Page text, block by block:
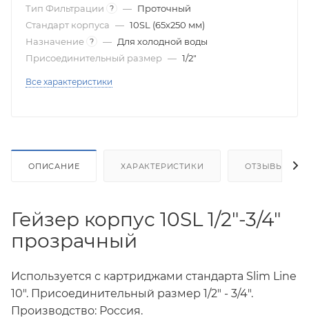
Тип Фильтрации
? — Проточный
Стандарт корпуса — 10SL (65х250 мм)
Назначение ? — Для холодной воды
Присоединительный размер — 1/2"
Все характеристики
ОПИСАНИЕ ХАРАКТЕРИСТИКИ ОТЗЫВЫ
Гейзер корпус 10SL 1/2"-3/4"
прозрачный
Используется с картриджами стандарта Slim Line
10". Присоединительный размер 1/2" - 3/4".
Производство: Россия.